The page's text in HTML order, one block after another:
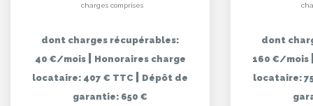
charges comprises
dont charges récupérables:
40 €/mois
Honoraires charge
locataire: 407 € TTC
Dépôt de
garantie: 650 €
dont
160 €/mois
locataire: